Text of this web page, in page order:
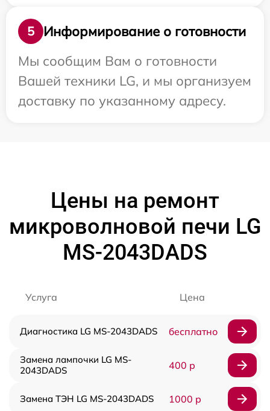
5
Информирование о готовности
Мы сообщим Вам о готовности
Вашей техники LG, и мы организуем
доставку по указанному адресу.
Цены на ремонт
микроволновой печи LG
MS-2043DADS
Услуга Цена
Диагностика LG MS-2043DADS бесплатно
Замена лампочки LG MS-
2043DADS
400 р
Замена ТЭН LG MS-2043DADS 1000 р